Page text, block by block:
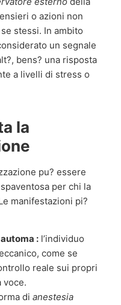
o azioni non
stessi. In ambito
un segnale
bens? una risposta
a livelli di stress o
la
pu? essere
per chi la
manifestazioni pi?
: l’individuo
come se
reale sui propri
voce.
di anestesia